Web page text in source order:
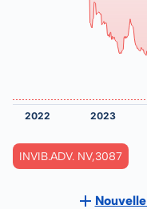
INVIB.ADV. NV,3087